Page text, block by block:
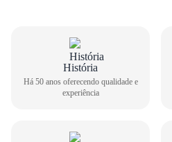
GUIA DE
Tênis Casual Via Marte
História
Há 50 anos oferecendo qualidade e
experiência